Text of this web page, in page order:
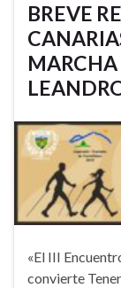
BREVE
«El III
convierte